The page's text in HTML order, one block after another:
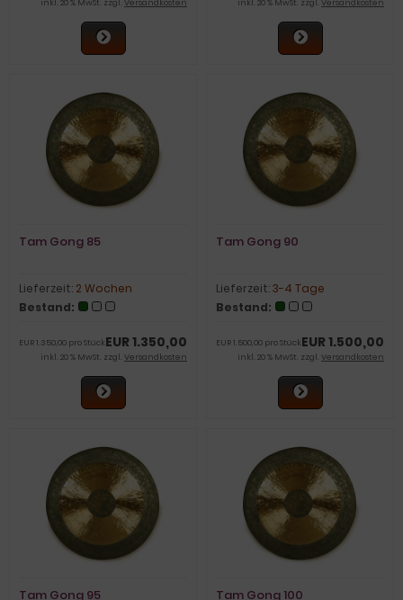
inkl. 20 % MwSt. zzgl. Versandkosten
inkl. 20 % MwSt. zzgl. Versandkosten
Tam Gong 85
Lieferzeit: 2 Wochen
Bestand:
EUR 1.350,00
EUR 1.350,00 pro Stück
inkl. 20 % MwSt. zzgl. Versandkosten
Tam Gong 90
Lieferzeit:3-4 Tage
Bestand:
EUR 1.500,00
EUR 1.500,00 pro Stück
inkl. 20 % MwSt. zzgl. Versandkosten
Tam Gong 95 Tam Gong 100